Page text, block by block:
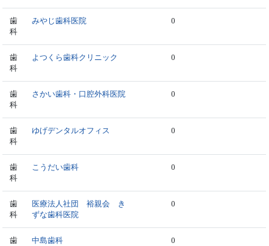
歯
科
みやじ歯科医院 0
歯
科
よつくら歯科クリニック 0
歯
科
さかい歯科・口腔外科医院 0
歯
科
ゆげデンタルオフィス 0
歯
科
こうだい歯科 0
歯
科
医療法人社団 裕親会 き
ずな歯科医院
0
歯
中島歯科 0